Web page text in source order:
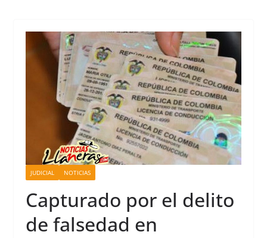
JUDICIAL NOTICIAS
Capturado por el delito
de falsedad en